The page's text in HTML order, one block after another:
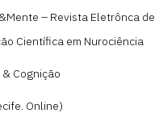
– Revista Eletrônca de
Científica em Nurociência
Cognição
Online)